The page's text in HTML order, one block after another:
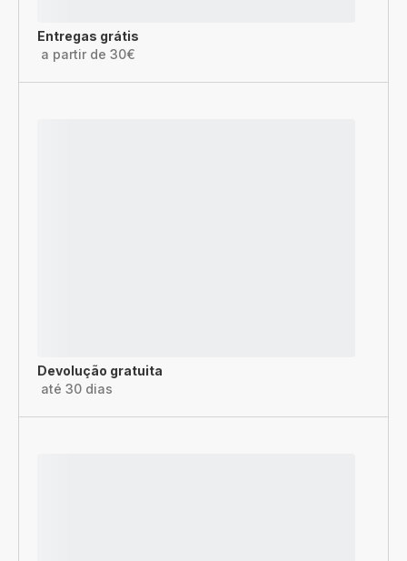
Entregas grátis
a partir de 30€
Devolução gratuita
até 30 dias